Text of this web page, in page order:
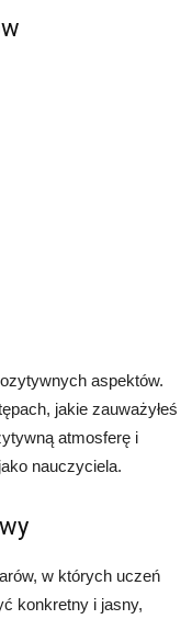
aspektów.
jakie zauważyłeś
atmosferę i
nauczyciela.
w których uczeń
konkretny i jasny,